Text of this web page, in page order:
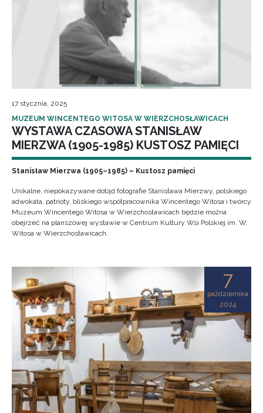
17 stycznia, 2025
MUZEUM WINCENTEGO WITOSA W WIERZCHOSŁAWICACH
WYSTAWA CZASOWA STANISŁAW
MIERZWA (1905-1985) KUSTOSZ PAMIĘCI
Stanisław Mierzwa (1905–1985) – Kustosz pamięci
Unikalne, niepokazywane dotąd fotografie Stanisława Mierzwy, polskiego
adwokata, patrioty, bliskiego współpracownika Wincentego Witosa i twórcy
Muzeum Wincentego Witosa w Wierzchosławicach będzie można
obejrzeć na planszowej wystawie w Centrum Kultury Wsi Polskiej im. W.
Witosa w Wierzchosławicach.
7
października
2024